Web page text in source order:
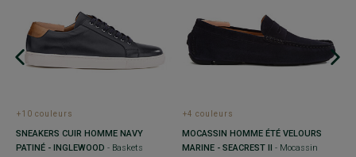
+10 couleurs
SNEAKERS CUIR HOMME NAVY
PATINÉ - INGLEWOOD - Baskets
+4 couleurs
MOCASSIN HOMME ÉTÉ VELOURS
MARINE - SEACREST II - Mocassin